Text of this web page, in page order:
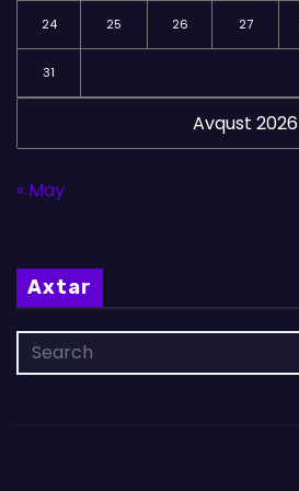
Avqust 2026
24 25 26 27
31
« May
Axtar